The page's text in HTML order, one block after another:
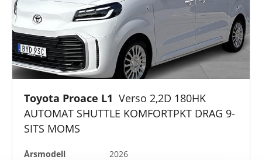
Toyota Proace L1 Verso 2,2D 180HK
AUTOMAT SHUTTLE KOMFORTPKT DRAG 9-
SITS MOMS
Årsmodell
2026